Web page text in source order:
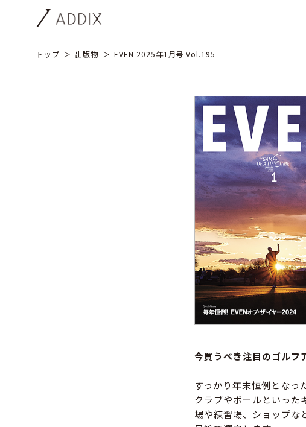
トップ 出版物 EVEN 2025年1月号 Vol.195
今買うべき注目のゴルフ
すっかり年末恒例となっ
クラブやボールといった
場や練習場、ショップ